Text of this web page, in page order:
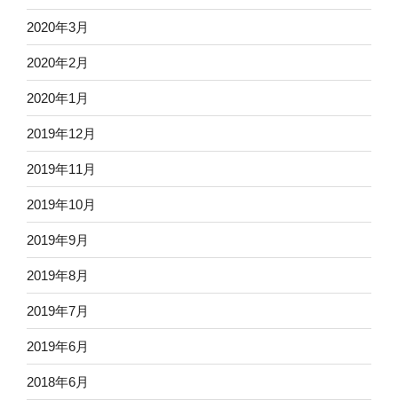
2020年3月
2020年2月
2020年1月
2019年12月
2019年11月
2019年10月
2019年9月
2019年8月
2019年7月
2019年6月
2018年6月